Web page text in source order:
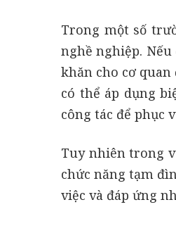
Trong một số
nghề nghiệp.
khăn cho cơ
có thể áp dụng
công tác để phục
Tuy nhiên trong
chức năng tạm
việc và đáp ứng